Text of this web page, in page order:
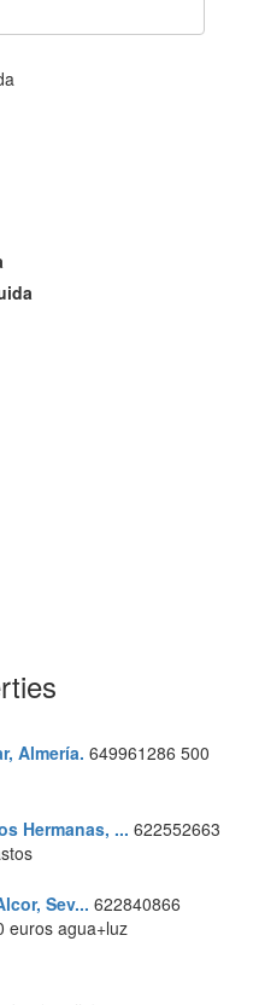
Almería. 649961286 500
Hermanas, ... 622552663
Sev... 622840866
euros agua+luz